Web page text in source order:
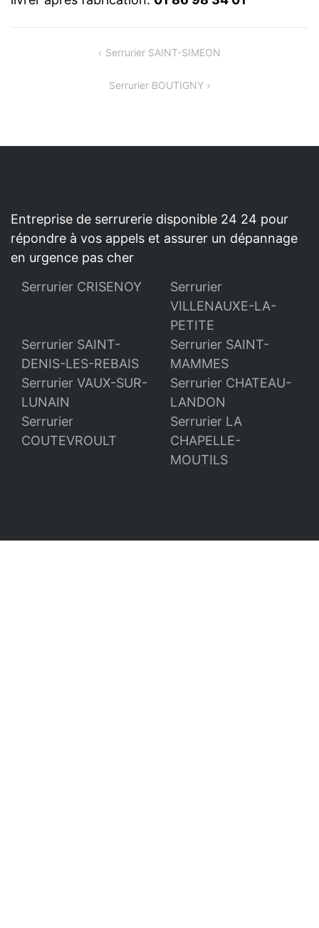
Serrurier SAINT-SIMEON
Serrurier BOUTIGNY
Entreprise de serrurerie disponible 24 24 pour
répondre à vos appels et assurer un dépannage
en urgence pas cher
Serrurier CRISENOY
Serrurier
VILLENAUXE-LA-
PETITE
Serrurier SAINT-
DENIS-LES-REBAIS
Serrurier SAINT-
MAMMES
Serrurier VAUX-SUR-
LUNAIN
Serrurier CHATEAU-
LANDON
Serrurier
COUTEVROULT
Serrurier LA
CHAPELLE-
MOUTILS